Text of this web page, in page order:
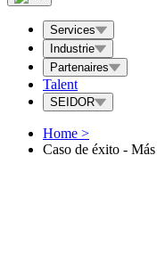
Services
Industrie
Partenaires
Talent
SEIDOR
Home >
Caso de éxito -